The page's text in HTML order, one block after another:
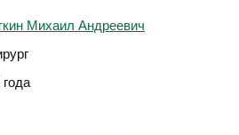
Михаил Андреевич